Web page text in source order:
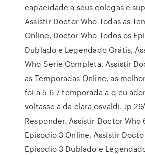
capacidade a seus colegas e
Assistir Doctor Who Todas as
Online, Doctor Who Todos os
Dublado e Legendado Grátis,
Who Serie Completa. Assistir
as Temporadas Online, as
foi a 5 6 7 temporada a q eu
voltasse a da clara osvaldi. Jp
Responder. Assistir Doctor Who
Episodio 3 Online, Assistir
Episodio 3 Dublado e